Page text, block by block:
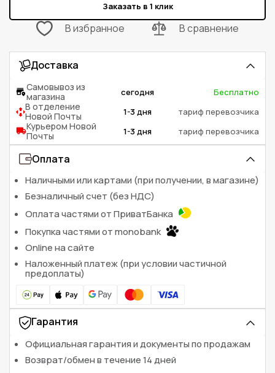
Заказать в 1 клик
В избранное В сравнение
Доставка
Самовывоз из
магазина
сегодня Бесплатно
В отделение
Новой Почты
1-3 дня тариф перевозчика
Курьером Новой
Почты
1-3 дня тариф перевозчика
Оплата
Наличными или картами (при получении, в магазине)
Безналичный счет (без НДС)
Оплата частями от ПриватБанка
Покупка частями от monobank
Online на сайте
Наложенный платеж (при условии частичной
предоплаты)
Гарантия
Официальная гарантия и документы по продажам
Возврат/обмен в течение 14 дней